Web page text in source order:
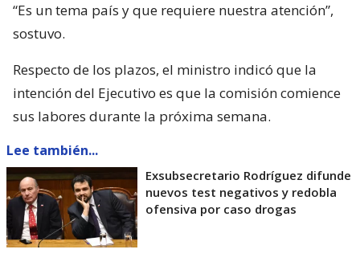
“Es un tema país y que requiere nuestra atención”,
sostuvo.
Respecto de los plazos, el ministro indicó que la
intención del Ejecutivo es que la comisión comience
sus labores durante la próxima semana.
Lee también...
Exsubsecretario Rodríguez difunde
nuevos test negativos y redobla
ofensiva por caso drogas